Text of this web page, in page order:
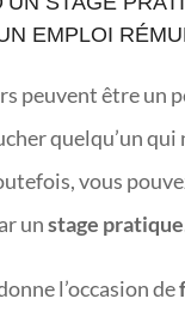
EMPLOI
peuvent être un
quelqu’un qui
vous
unstage pratique
l’occasion de